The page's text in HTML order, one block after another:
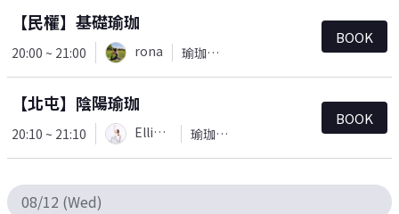
【民權】基礎瑜珈
20:00 ~ 21:00 rona 瑜珈＆皮拉提斯
BOOK
【北屯】陰陽瑜珈
20:10 ~ 21:10 Ellie(Yu) 瑜珈＆皮拉提斯
BOOK
08/12 (Wed)